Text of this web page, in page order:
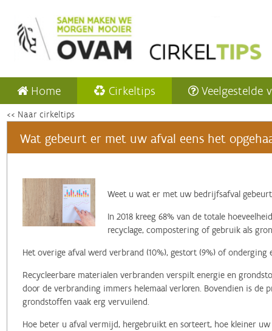
Home Cirkeltips Veelgestelde
<< Naar cirkeltips
Wat gebeurt er met uw afval eens het
‌Weet u wat er met uw bedrijfsafval
In 2018 kreeg 68% van de totale
recyclage, compostering of gebruik als
Het overige afval werd verbrand (10%), gestort (9%) of onderging
Recycleerbare materialen verbranden verspilt energie en
door de verbranding immers helemaal verloren. Bovendien is de
grondstoffen vaak erg vervuilend.
Hoe beter u afval vermijd, hergebruikt en sorteert, hoe kleiner